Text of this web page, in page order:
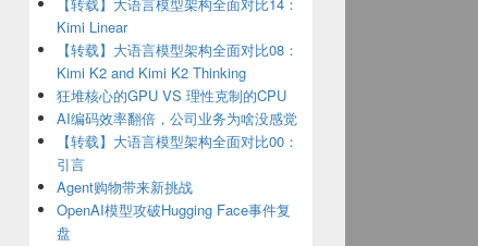
Kimi Linear
【转载】大语言模型架构全面对比08：
Kimi K2 and Kimi K2 Thinking
狂堆核心的GPU VS 理性克制的CPU
AI编码效率翻倍，公司业务为啥没感觉
【转载】大语言模型架构全面对比00：
引言
Agent购物带来新挑战
OpenAI模型攻破Hugging Face事件复
盘